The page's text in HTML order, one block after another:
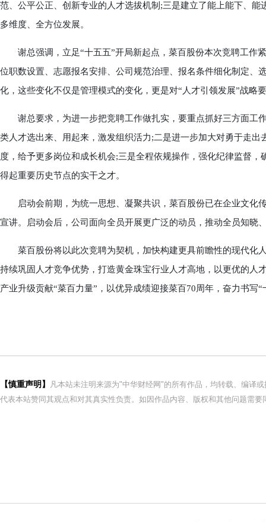
范、公平公正、创新专业的人才选拔机制;三是建立了能上能下、
多维度、全方位发展。
谢总强调，立足“十五五”开局新起点，菜百股份本次竞聘工作
位职数设置、志愿报名安排、公司规范治理、报名条件细化制定、
化，这些变化不仅是管理模式的变化，更是对“人才引领发展”战略
谢总要求，为进一步把竞聘工作做扎实，要重点抓好三方面工
类人才选出来、用起来，激发组织活力;二是进一步加大对勇于走
度，给予更多岗位和成长机会;三是全程依规操作，强化纪律监督
得起重要历史节点的实干之才。
启动会前期，为统一思想、凝聚共识，菜百股份已在企业文化
宣讲。启动会后，公司面向全员开展更广泛的动员，推动全员知晓
菜百股份将以此次竞聘为契机，加快构建更具前瞻性的现代化
持续巩固人才竞争优势，打造黄金珠宝行业人才高地，以更优的人
产业升级贡献“菜百力量”，以优异成绩迎接菜百70周年，奋力书写
【慎重声明】
凡本站未注明来源为"中华财经网"的所有作品，均转载、编译
代表本站赞同其观点和对其真实性负责。如因作品内容、版权和其他问题需